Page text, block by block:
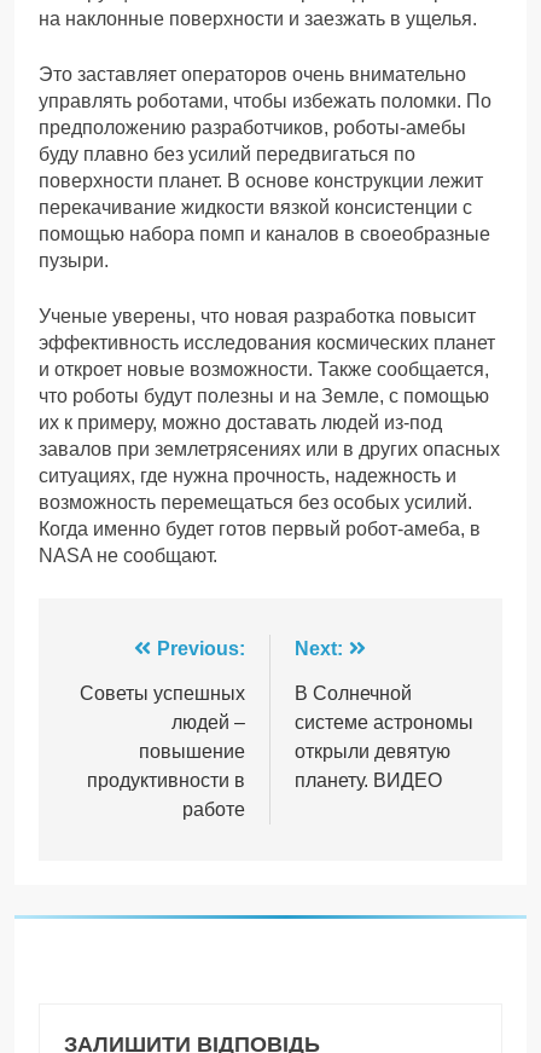
на наклонные поверхности и заезжать в ущелья.
Это заставляет операторов очень внимательно
управлять роботами, чтобы избежать поломки. По
предположению разработчиков, роботы-амебы
буду плавно без усилий передвигаться по
поверхности планет. В основе конструкции лежит
перекачивание жидкости вязкой консистенции с
помощью набора помп и каналов в своеобразные
пузыри.
Ученые уверены, что новая разработка повысит
эффективность исследования космических планет
и откроет новые возможности. Также сообщается,
что роботы будут полезны и на Земле, с помощью
их к примеру, можно доставать людей из-под
завалов при землетрясениях или в других опасных
ситуациях, где нужна прочность, надежность и
возможность перемещаться без особых усилий.
Когда именно будет готов первый робот-амеба, в
NASA не сообщают.
Навігація
записів
Previous:
Советы успешных
людей –
повышение
продуктивности в
работе
Next:
В Солнечной
системе астрономы
открыли девятую
планету. ВИДЕО
ЗАЛИШИТИ ВІДПОВІДЬ